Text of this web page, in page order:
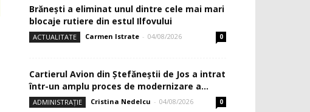
Brănești a eliminat unul dintre cele mai mari
blocaje rutiere din estul Ilfovului
ACTUALITATE Carmen Istrate - 04/08/2026 0
Cartierul Avion din Ştefăneştii de Jos a intrat
într-un amplu proces de modernizare a...
ADMINISTRAȚIE Cristina Nedelcu - 04/08/2026 0